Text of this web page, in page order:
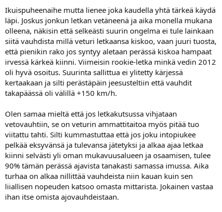
Ikuispuheenaihe mutta lienee joka kaudella yhtä tärkeä käydä
läpi. Joskus jonkun letkan vetäneenä ja aika monella mukana
olleena, näkisin että selkeästi suurin ongelma ei tule lainkaan
siitä vauhdista millä veturi letkaansa kiskoo, vaan juuri tuosta,
että pienikin rako jos syntyy aletaan perässä kiskoa hampaat
irvessä kärkeä kiinni. Viimeisin rookie-letka minkä vedin 2012
oli hyvä osoitus. Suurinta sallittua ei ylitetty kärjessä
kertaakaan ja silti perästäpäin jeesusteltiin että vauhdit
takapäässä oli välillä +150 km/h.
Olen samaa mieltä että jos letkakutsussa vihjataan
vetovauhtiin, se on veturin ammattitaitoa myös pitää tuo
viitattu tahti. Silti kummastuttaa että jos joku intopiukee
pelkää eksyvänsä ja tulevansa jätetyksi ja alkaa ajaa letkaa
kiinni selvästi yli oman mukavuusalueen ja osaamisen, tulee
90% tämän perässä ajavista tanakasti samassa imussa. Aika
turhaa on alkaa nillittää vauhdeista niin kauan kuin sen
liiallisen nopeuden katsoo omasta mittarista. Jokainen vastaa
ihan itse omista ajovauhdeistaan.